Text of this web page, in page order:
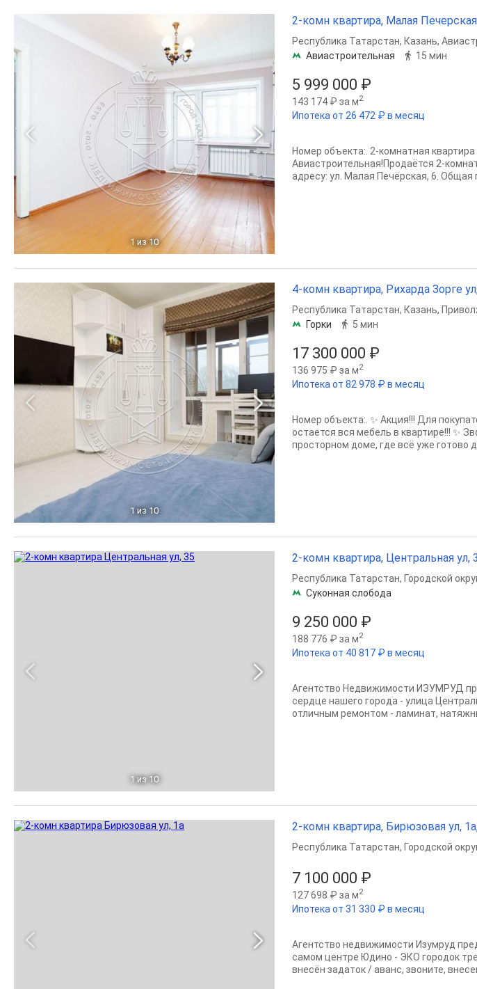
1 из 10
2-комн квартира, Малая
5 999 000 ₽
143 174 ₽ за м2
Ипотека от 26 472 ₽ в месяц
Республика Татарстан, Казань,
Авиастроительная
15 мин
Номер объекта:. 2-комнатная
Авиастроительная!Продаётся 2-
адресу: ул. Малая Печёрская, 6.
1 из 10
4-комн квартира, Рихарда Зорге
17 300 000 ₽
136 975 ₽ за м2
Ипотека от 82 978 ₽ в месяц
Республика Татарстан, Казань,
Горки
5 мин
Номер объекта:. ✨ Акция!!! Для
остается вся мебель в квартире!!! ✨
просторном доме, где всё уже готово
1 из 10
2-комн квартира, Центральная ул,
9 250 000 ₽
188 776 ₽ за м2
Ипотека от 40 817 ₽ в месяц
Республика Татарстан, Городской
Суконная слобода
Агентство Недвижимости ИЗУМРУД
сердце нашего города - улица
отличным ремонтом - ламинат,
2-комн квартира, Бирюзовая ул,
7 100 000 ₽
127 698 ₽ за м2
Ипотека от 31 330 ₽ в месяц
Республика Татарстан, Городской
Агентство недвижимости Изумруд
самом центре Юдино - ЭКО городок
внесён задаток / аванс, звоните,